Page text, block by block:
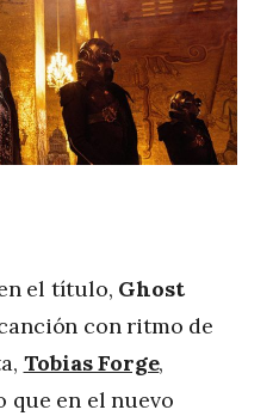
el título, Ghost
con ritmo de
Tobias Forge,
que en el nuevo